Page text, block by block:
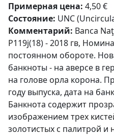
Примерная цена: 4,50 €
Состояние: UNC
Комментарий: Banca
P119j(18) - 2018 гв,
постоянном обороте.
банкноты - на аверсе в
на голове орла корона.
году выпуска, дата на
Банкнота содержит
изображением трех
золотистых с палитрой